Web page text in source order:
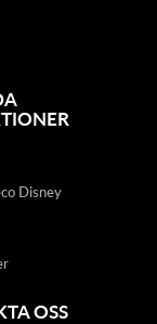
Disney
OSS